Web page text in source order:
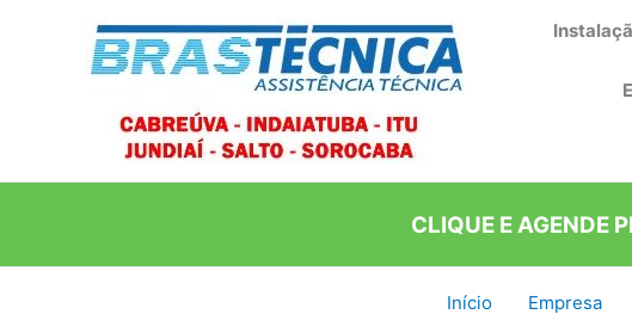
CLIQUE E AGENDE
Início Empresa